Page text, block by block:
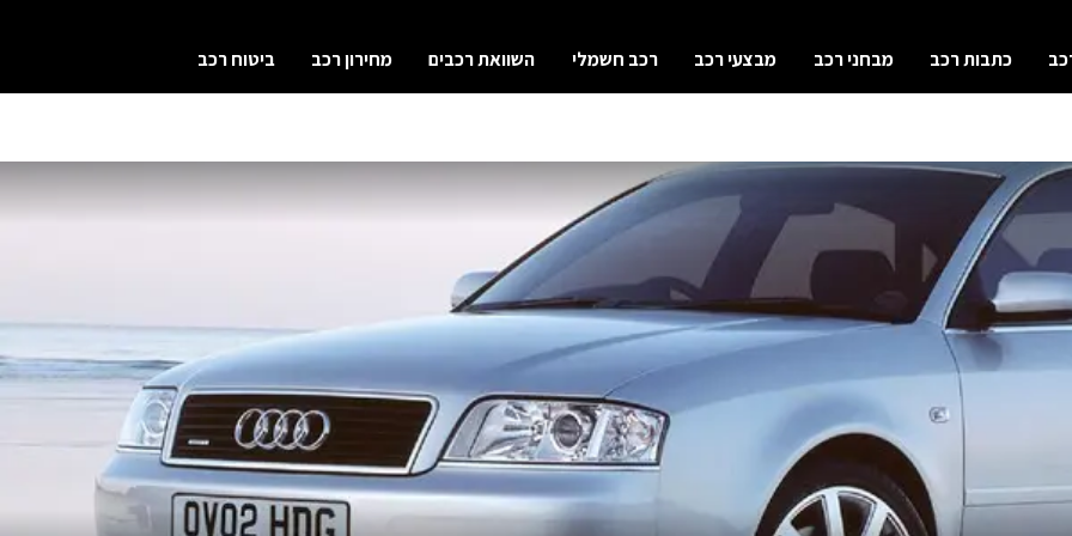
כתבות רכב מבחני רכב מבצעי רכב רכב חשמלי השוואת רכבים מחירון רכב ביטוח רכב